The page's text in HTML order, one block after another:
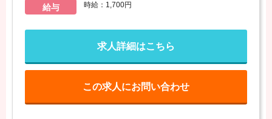
給与 時給：1,700円
求人詳細はこちら
この求人にお問い合わせ